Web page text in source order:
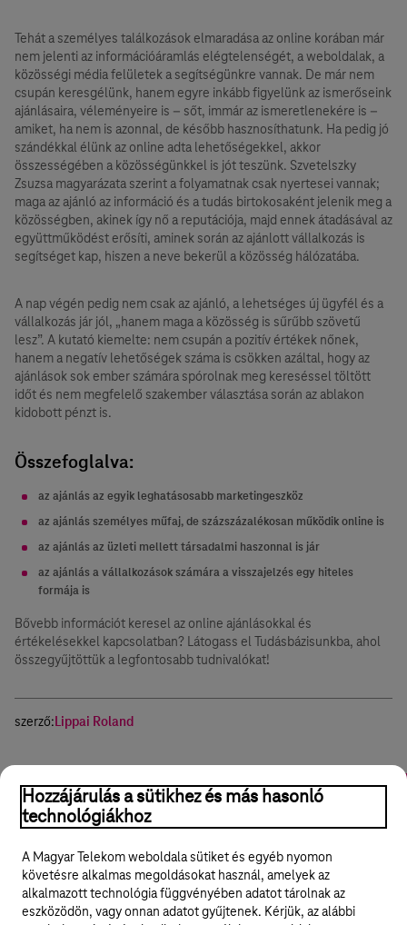
Tehát a személyes találkozások elmaradása az online korában már
nem jelenti az információáramlás elégtelenségét, a weboldalak, a
közösségi média felületek a segítségünkre vannak. De már nem
csupán keresgélünk, hanem egyre inkább figyelünk az ismerőseink
ajánlásaira, véleményeire is – sőt, immár az ismeretlenekére is –
amiket, ha nem is azonnal, de később hasznosíthatunk. Ha pedig jó
szándékkal élünk az online adta lehetőségekkel, akkor
összességében a közösségünkkel is jót teszünk. Szvetelszky
Zsuzsa magyarázata szerint a folyamatnak csak nyertesei vannak;
maga az ajánló az információ és a tudás birtokosaként jelenik meg a
közösségben, akinek így nő a reputációja, majd ennek átadásával az
együttműködést erősíti, aminek során az ajánlott vállalkozás is
segítséget kap, hiszen a neve bekerül a közösség hálózatába.
A nap végén pedig nem csak az ajánló, a lehetséges új ügyfél és a
vállalkozás jár jól, „hanem maga a közösség is sűrűbb szövetű
lesz”. A kutató kiemelte: nem csupán a pozitív értékek nőnek,
hanem a negatív lehetőségek száma is csökken azáltal, hogy az
ajánlások sok ember számára spórolnak meg kereséssel töltött
időt és nem megfelelő szakember választása során az ablakon
kidobott pénzt is.
Összefoglalva:
az ajánlás az egyik leghatásosabb marketingeszköz
az ajánlás személyes műfaj, de százszázalékosan működik online is
az ajánlás az üzleti mellett társadalmi haszonnal is jár
az ajánlás a vállalkozások számára a visszajelzés egy hiteles
formája is
Bővebb információt keresel az online ajánlásokkal és
értékelésekkel kapcsolatban? Látogass el Tudásbázisunkba, ahol
összegyűjtöttük a legfontosabb tudnivalókat!
szerző:Lippai Roland
Online marketing Ügyfélkezelés Fogyasztói szokások
Hozzájárulás a sütikhez és más hasonló
technológiákhoz
A Magyar Telekom weboldala sütiket és egyéb nyomon
követésre alkalmas megoldásokat használ, amelyek az
alkalmazott technológia függvényében adatot tárolnak az
eszközödön, vagy onnan adatot gyűjtenek. Kérjük, az alábbi